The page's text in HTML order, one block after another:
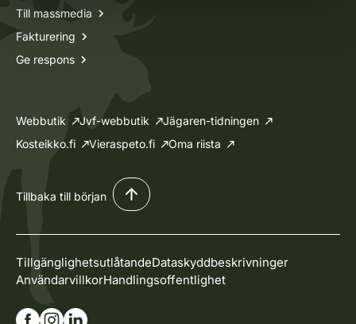
Till massmedia
Fakturering
Ge respons
Webbutik Jvf-webbutik
Jägaren-tidningen
Kosteikko.fi
Vieraspeto.fi Oma riista
Tillbaka till början
TillgänglighetsutlåtandeDataskyddbeskrivninger
AnvändarvillkorHandlingsoffentlighet